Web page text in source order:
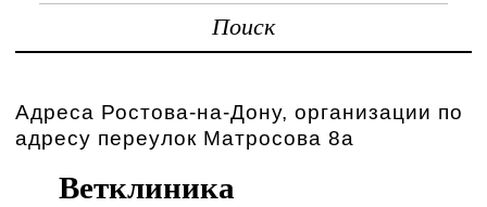
Поиск
Адреса Ростова-на-Дону, организации по
адресу переулок Матросова 8а
Ветклиника